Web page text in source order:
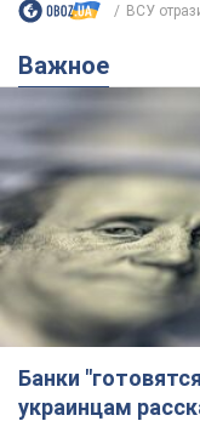
ВСУ
Важное
Банки
украинцам